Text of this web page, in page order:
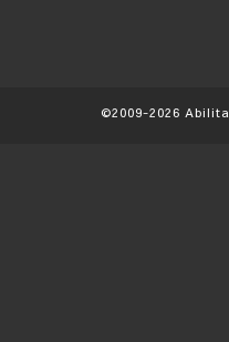
©2009-2026 Abilita